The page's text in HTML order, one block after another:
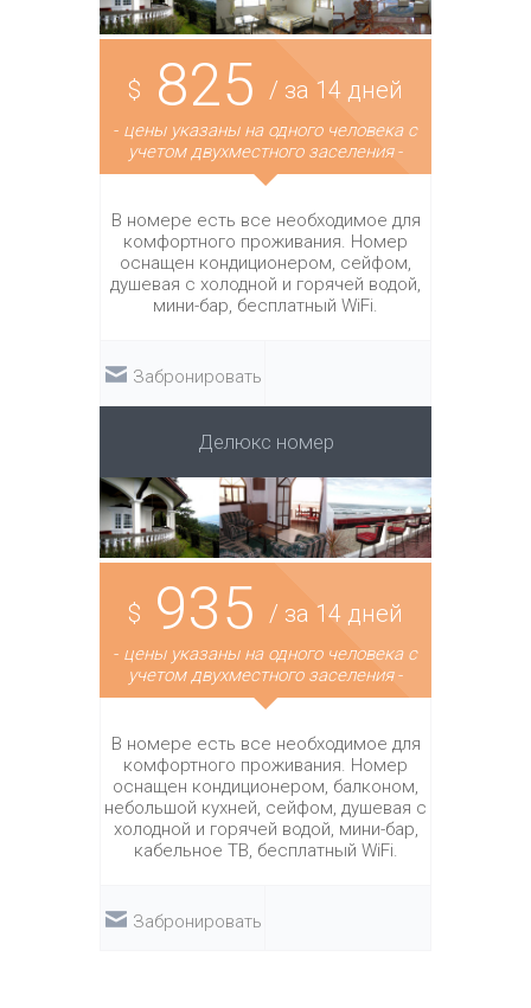
$ 825 / за 14 дней
- цены указаны на одного человека с
учетом двухместного заселения-
В номере есть все необходимое для
комфортного проживания. Номер
оснащен кондиционером, сейфом,
душевая с холодной и горячей водой,
мини-бар, бесплатный WiFi.
Забронировать
Делюкс номер
$ 935 / за 14 дней
- цены указаны на одного человека с
учетом двухместного заселения-
В номере есть все необходимое для
комфортного проживания. Номер
оснащен кондиционером, балконом,
небольшой кухней, сейфом, душевая с
холодной и горячей водой, мини-бар,
кабельное ТВ, бесплатный WiFi.
Забронировать